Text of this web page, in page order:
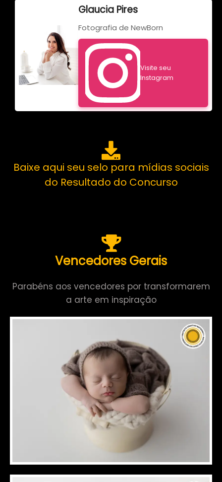
Glaucia Pires
Fotografia de NewBorn
Visite seu
Instagram
Baixe aqui seu selo para mídias sociais
do Resultado do Concurso
Vencedores Gerais
Parabéns aos vencedores por transformarem
a arte em inspiração